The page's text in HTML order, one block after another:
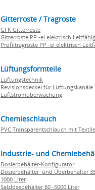
Gitterroste / Tragroste
GFK Gitterroste
Gitterroste PP -el elektrisch Leitfähig
Profiltragroste PP -el elektrisch
Lüftungsformteile
Lüftungstechnik
Revisionsdeckel für Lüftungskanäle
Luftstromüberwachung
Chemieschlauch
PVC Transparentschlauch mit
Industrie- und
Dosierbehälter-Konfigurator
Dosierbehälter und Überbehälter
1000 Liter
Salzlösebehälter 60 -5000 Liter